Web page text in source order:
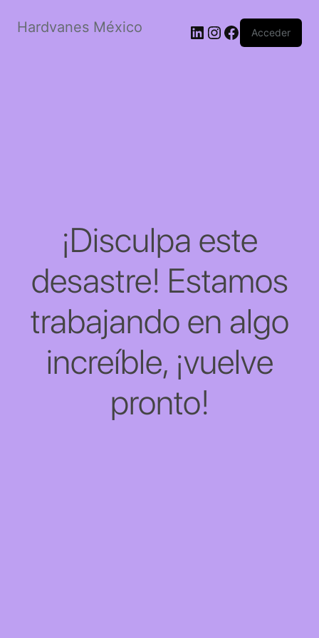
Hardvanes México LinkedIn
Instagram
Facebook
Acceder
¡Disculpa este
desastre! Estamos
trabajando en algo
increíble, ¡vuelve
pronto!